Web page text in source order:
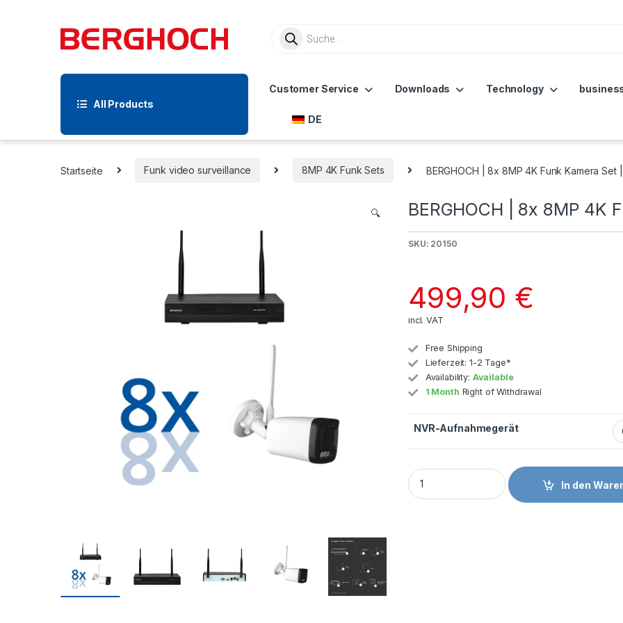
All Products
Customer Service Downloads Technology
DE
Startseite Funk video surveillance 8MP 4K Funk Sets BERGHOCH | 8x 8MP 4K Funk Kamera Set
🔍 BERGHOCH | 8x 8MP 4K
SKU: 20150
499,90 €
incl. VAT
Free Shipping
Lieferzeit: 1-2 Tage*
Availability: Available
1 Month Right of Withdrawal
NVR-Aufnahmegerät
In den